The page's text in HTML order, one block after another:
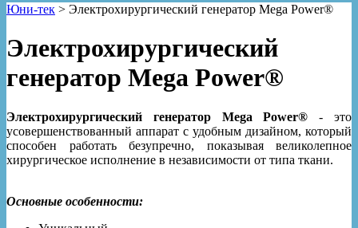
Юни-тек > Электрохирургический генератор Mega Power®
Электрохирургический
генератор Mega Power®
Электрохирургический генератор Mega Power® - это
усовершенствованный аппарат с удобным дизайном, который
способен работать безупречно, показывая великолепное
хирургическое исполнение в независимости от типа ткани.
Основные особенности: